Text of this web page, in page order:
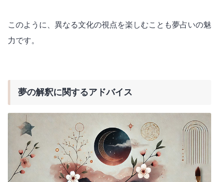
このように、異なる文化の視点を楽しむことも夢占いの魅
力です。
夢の解釈に関するアドバイス